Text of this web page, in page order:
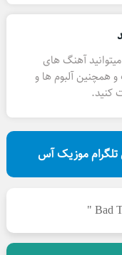
آهنگ های
آلبوم ها و
کنید.
تلگرام موزیک آس